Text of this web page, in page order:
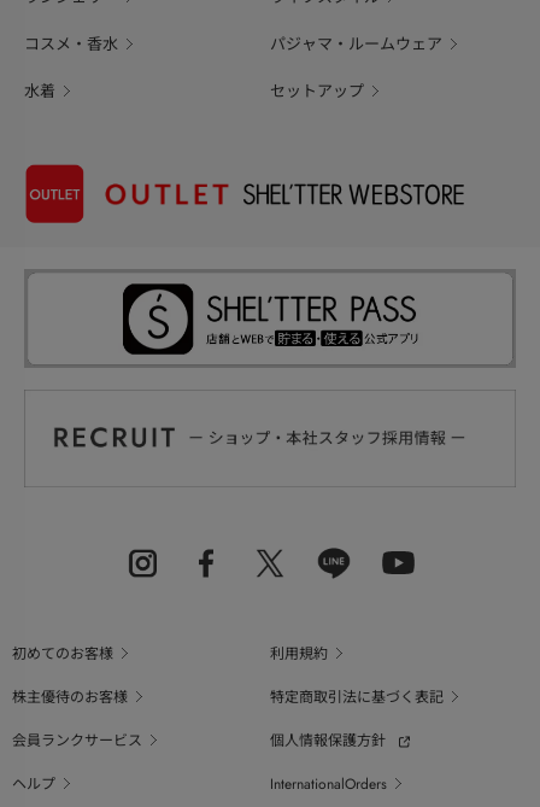
コスメ・香水 パジャマ・ルームウェア
水着 セットアップ
初めてのお客様
利用規約
株主優待のお客様
特定商取引法に基づく表記
会員ランクサービス
個人情報保護方針
ヘルプ
InternationalOrders